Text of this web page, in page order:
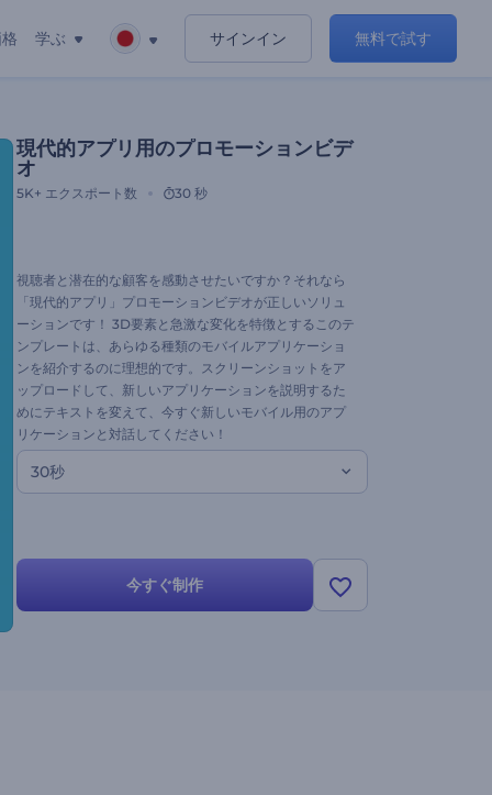
学ぶ サインイン 無料で試す
現代的アプリ用のプロモーションビデ
オ
5K+ エクスポート数 30 秒
視聴者と潜在的な顧客を感動させたいですか？それなら
「現代的アプリ」プロモーションビデオが正しいソリュ
ーションです！ 3D要素と急激な変化を特徴とするこのテ
ンプレートは、あらゆる種類のモバイルアプリケーショ
ンを紹介するのに理想的です。スクリーンショットをア
ップロードして、新しいアプリケーションを説明するた
めにテキストを変えて、今すぐ新しいモバイル用のアプ
リケーションと対話してください！
30秒
今すぐ制作